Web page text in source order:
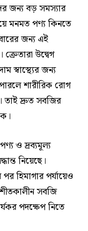
জন্য বড় সমস্যার
মনমত পণ্য কিনতে
জন্য এই
উদ্বেগ
স্বাস্থ্যের জন্য
শারীরিক রোগ
তাই দ্রুত সবজির
ও দ্রব্যমূল্য
নিয়েছে।
হিমাগার পর্যায়েও
সবজি
পদক্ষেপ নিতে